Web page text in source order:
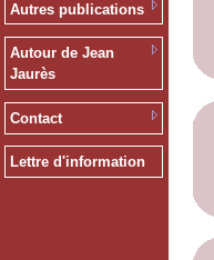
Autres publications
Autour de Jean
Jaurès
Contact
Lettre d'information